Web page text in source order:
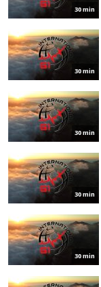
30 min
30 min
30 min
30 min
30 min